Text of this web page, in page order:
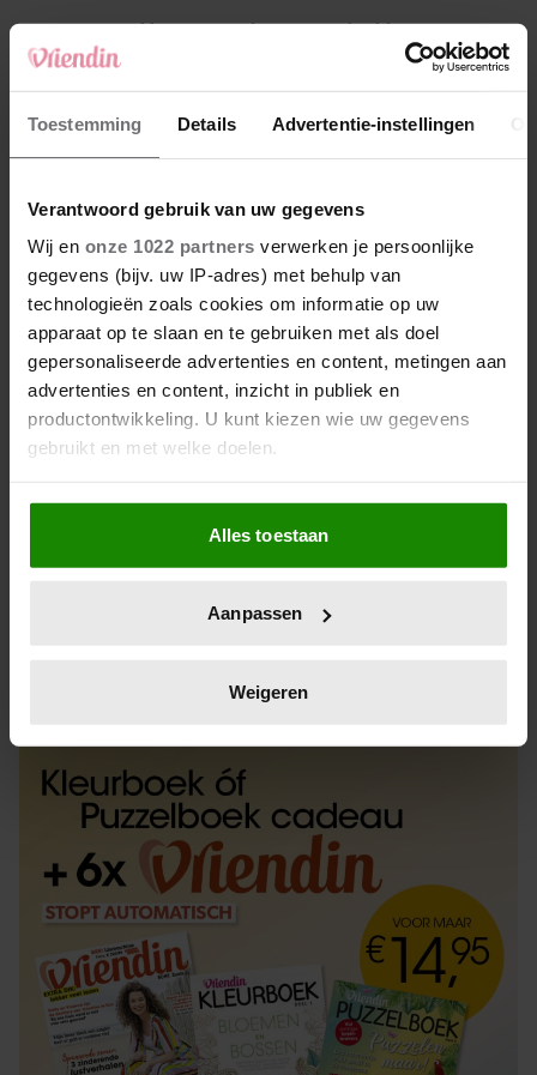
Toestemming Details Advertentie-instellingen
Verantwoord gebruik van uw gegevens
Wij en onze 1022 partners verwerken je persoonlijke
gegevens (bijv. uw IP-adres) met behulp van
technologieën zoals cookies om informatie op uw
apparaat op te slaan en te gebruiken met als doel
gepersonaliseerde advertenties en content, metingen aan
advertenties en content, inzicht in publiek en
productontwikkeling. U kunt kiezen wie uw gegevens
gebruikt en met welke doelen.
Als u het toestaat, willen we ook graag:
Informatie verzamelen over uw geografische
locatie, die tot een paar meter nauwkeurig kan zijn
scannen op specifieke eigenschappen (fingerprinting)
verwerkt en stel uw voorkeuren in het
intrekken in de Cookieverklaring.
We gebruiken cookies om content en advertenties te
personaliseren, om functies voor social media te bieden
en om ons websiteverkeer te analyseren. Ook delen we
informatie over uw gebruik van onze site met onze
partners voor social media, adverteren en analyse. Deze
partners kunnen deze gegevens combineren met andere
informatie die u aan ze heeft verstrekt of die ze hebben
verzameld op basis van uw gebruik van hun services. U
gaat akkoord met onze cookies als u onze website blijft
gebruiken.
Alles toestaan
Aanpassen
Weigeren
4 Weekhoroscoop: deze sterrenbeelden
kunnen zich op iets leuks verheugen
5 Makelaar Mandy: ‘Een bericht van de BN’er.
Een foto. Mijn lijf reageert’
Nieuw